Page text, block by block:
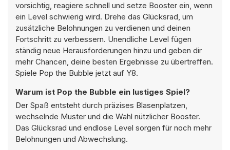
vorsichtig, reagiere schnell und setze Booster ein, wenn
ein Level schwierig wird. Drehe das Glücksrad, um
zusätzliche Belohnungen zu verdienen und deinen
Fortschritt zu verbessern. Unendliche Level fügen
ständig neue Herausforderungen hinzu und geben dir
mehr Chancen, deine besten Ergebnisse zu übertreffen.
Spiele Pop the Bubble jetzt auf Y8.
Warum ist Pop the Bubble ein lustiges Spiel?
Der Spaß entsteht durch präzises Blasenplatzen,
wechselnde Muster und die Wahl nützlicher Booster.
Das Glücksrad und endlose Level sorgen für noch mehr
Belohnungen und Abwechslung.